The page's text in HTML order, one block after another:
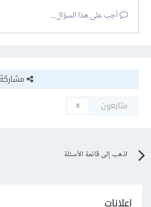
أجب على هذا السؤال...
مشاركة
متابعون
0
اذهب إلى قائمة الأسئلة